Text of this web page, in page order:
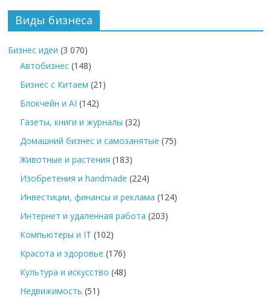
Виды бизнеса
Бизнес идеи (3 070)
Автобизнес (148)
Бизнес с Китаем (21)
Блокчейн и AI (142)
Газеты, книги и журналы (32)
Домашний бизнес и самозанятые (75)
Животные и растения (183)
Изобретения и handmade (224)
Инвестиции, финансы и реклама (124)
Интернет и удаленная работа (203)
Компьютеры и IT (102)
Красота и здоровье (176)
Культура и искусство (48)
Недвижимость (51)